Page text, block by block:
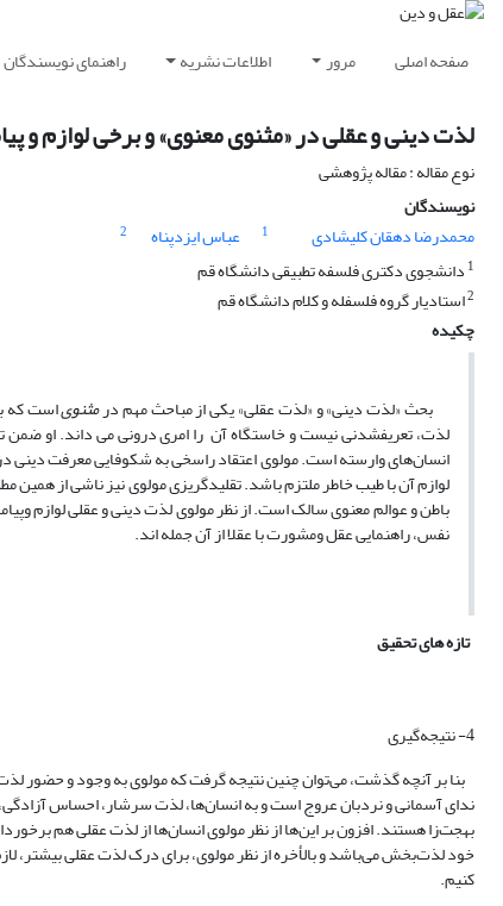
صفحه اصلی مرور اطلاعات نشریه راهنمای نویسندگان
لذت دینی و عقلی در «مثنوی معنوی» و برخی لوازم و
نوع مقاله : مقاله پژوهشی
نویسندگان
محمدرضا دهقان کلیشادی
1 عباس ایزدپناه
2
1 دانشجوی دکتری فلسفه تطبیقی دانشگاه قم
2استادیار گروه فلسفله و کلام دانشگاه قم
چکیده
بحث «لذت دینی» و «لذت عقلی» یکی از مباحث مهم درمثنویاست که
لذت، تعریف­شدنی نیست و خاستگاه آن را امری درونی می داند. او
انسان‌های وارسته است. مولوی اعتقاد راسخی به شکوفایی معرفت دینی
لوازم آن با طیب خاطر ملتزم باشد. تقلیدگریزی مولوی نیز ناشی از
باطن و عوالم معنوی سالک است. از نظر مولوی لذت دینی و عقلی لوازم
نفس، راهنمایی عقل ومشورت با عقلا از آن جمله اند.
تازه های تحقیق
4- نتیجه‌گیری
بنا بر آنچه گذشت، می‌توان چنین نتیجه گرفت که مولوی به وجود و حضور
ندای آسمانی و نردبان عروج است و به انسان‌ها، لذت سرشار، احساس
بهجت‌زا هستند. افزون بر این‌ها از نظر مولوی انسان‌ها از لذت عقلی هم
خود لذت‌بخش می‌باشد و بالأخره از نظر مولوی، برای درک لذت عقلی
کنیم.